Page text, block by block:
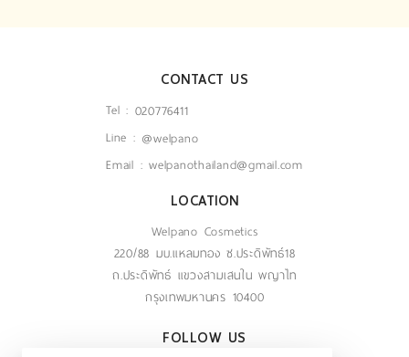
CONTACT US
Tel : 020776411
Line : @welpano
Email :welpanothailand@gmail.com
LOCATION
Welpano Cosmetics
220/88 มบ.แหลมทอง ซ.ประดิพัทธ์18
ถ.ประดิพัทธ์ แขวงสามเสนใน พญาไท
กรุงเทพมหานคร 10400
FOLLOW US